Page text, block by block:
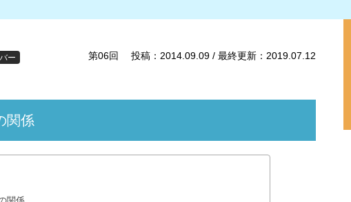
ー 第06回 投稿：2014.09.09 / 最終更新：2019.07.12
関係